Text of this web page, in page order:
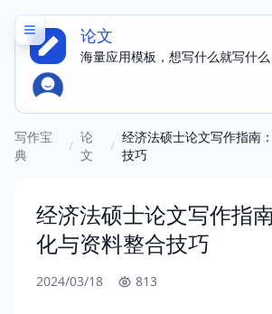
论文
海量应用模板，想写什么就写什么
150 + 应用，立即体验写同款内容
写作宝
典
/
论
文
/
经济法硕士论文写作指南
技巧
经济法硕士论文写作指
化与资料整合技巧
2024/03/18 813